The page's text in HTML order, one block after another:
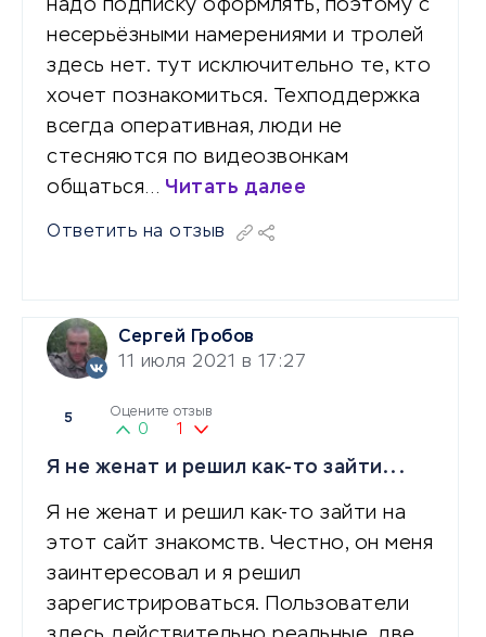
надо подписку оформлять, поэтому с
несерьёзными намерениями и тролей
здесь нет. тут исключительно те, кто
хочет познакомиться. Техподдержка
всегда оперативная, люди не
стесняются по видеозвонкам
общаться… Читать далее
Ответить на отзыв
Сергей Гробов
11 июля 2021 в 17:27
5 Оцените отзыв
0 1
Я не женат и решил как-то зайти...
Я не женат и решил как-то зайти на
этот сайт знакомств. Честно, он меня
заинтересовал и я решил
зарегистрироваться. Пользователи